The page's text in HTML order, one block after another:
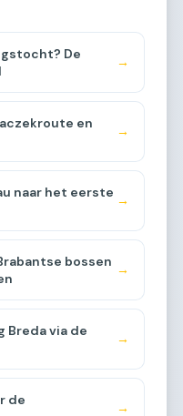
De
→
en
→
naar het eerste
→
bossen
→
Breda via de
→
de
→